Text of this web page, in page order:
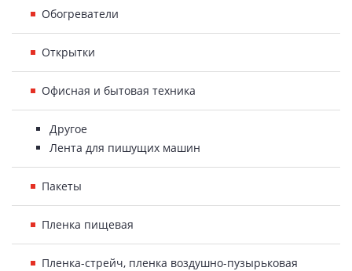
Обогреватели
Открытки
Офисная и бытовая техника
Другое
Лента для пишущих машин
Пакеты
Пленка пищевая
Пленка-стрейч, пленка воздушно-пузырьковая